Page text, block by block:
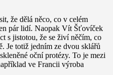
že dělá něco, co v celém
pár lidí. Naopak Vít Šťovíček
s jistotou, že se živí něčím, co
Je totiž jedním ze dvou sklářů
oční protézy. To je mezi
ve Francii výroba